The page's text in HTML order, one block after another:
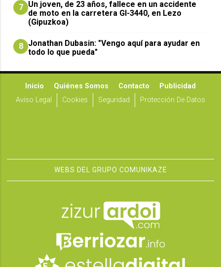
7 Un joven, de 23 años, fallece en un accidente
de moto en la carretera GI-3440, en Lezo
(Gipuzkoa)
8 Jonathan Dubasin: "Vengo aquí para ayudar en
todo lo que pueda"
Inicio Quiénes Somos Contacto
Publicidad
Aviso Legal
Cookies Seguridad Protección De Datos
WEBS DEL GRUPO COMUNIKAZE